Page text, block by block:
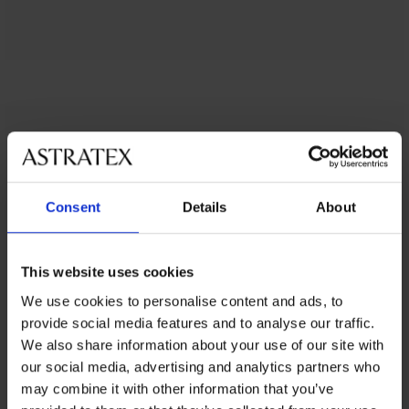
Consent Details About
This website uses cookies
We use cookies to personalise content and ads, to
provide social media features and to analyse our traffic.
We also share information about your use of our site with
our social media, advertising and analytics partners who
may combine it with other information that you’ve
Maia4DATX, bež
njimi ne bodo izstopala.
KUPI ZA40,99 €